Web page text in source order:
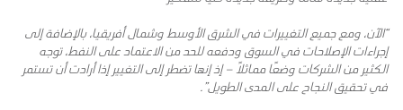
“الآن، ومع جميع التغييرات في الشرق الأوسط وشمال أفريقيا، بالإضافة إلى
إجراءات الإصلاحات في السوق ودفعه للحد من الاعتماد على النفط، توجه
الكثير من الشركات وضعًا مماثلاً – إذ إنها تضطر إلى التغيير إذا أرادت أن تستمر
في تحقيق النجاح على المدى الطويل”.